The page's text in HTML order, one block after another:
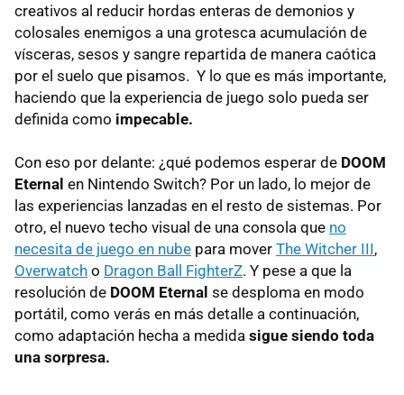
creativos al reducir hordas enteras de demonios y
colosales enemigos a una grotesca acumulación de
vísceras, sesos y sangre repartida de manera caótica
por el suelo que pisamos. Y lo que es más importante,
haciendo que la experiencia de juego solo pueda ser
definida como impecable.
Con eso por delante: ¿qué podemos esperar de DOOM
Eternal en Nintendo Switch? Por un lado, lo mejor de
las experiencias lanzadas en el resto de sistemas. Por
otro, el nuevo techo visual de una consola que no
necesita de juego en nube para mover The Witcher III,
Overwatch o Dragon Ball FighterZ. Y pese a que la
resolución de DOOM Eternal se desploma en modo
portátil, como verás en más detalle a continuación,
como adaptación hecha a medida sigue siendo toda
una sorpresa.